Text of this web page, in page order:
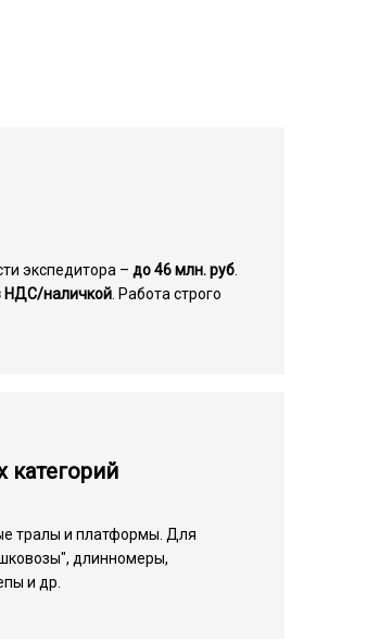
экспедитора –до 46 млн. руб
НДС/наличкой . Работа строго
категорий
тралы и платформы. Для
длинномеры,
и др.